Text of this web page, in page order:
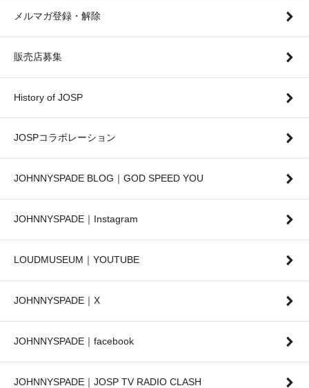
メルマガ登録・解除
販売店募集
History of JOSP
JOSPコラボレーション
JOHNNYSPADE BLOG｜GOD SPEED YOU
JOHNNYSPADE｜Instagram
LOUDMUSEUM｜YOUTUBE
JOHNNYSPADE｜X
JOHNNYSPADE｜facebook
JOHNNYSPADE｜JOSP TV RADIO CLASH